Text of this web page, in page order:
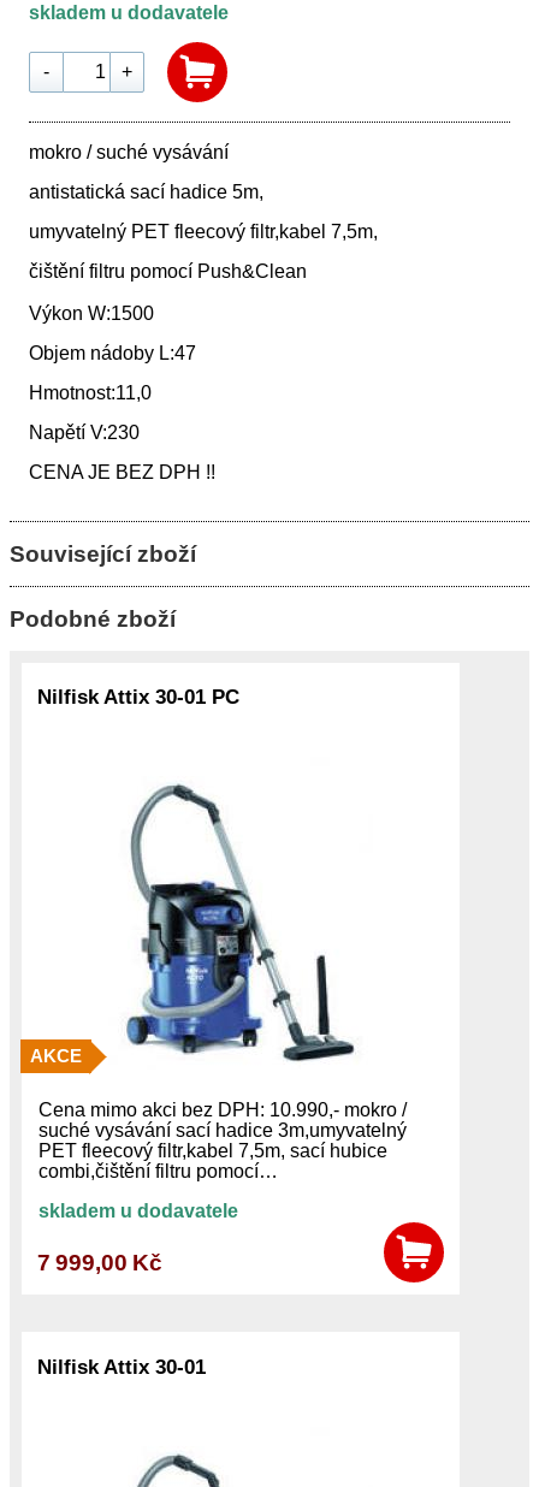
skladem u dodavatele
- +
mokro / suché vysávání
antistatická sací hadice 5m,
umyvatelný PET fleecový filtr,kabel 7,5m,
čištění filtru pomocí Push&Clean
Výkon W:1500
Objem nádoby L:47
Hmotnost:11,0
Napětí V:230
CENA JE BEZ DPH !!
Související zboží
Podobné zboží
Nilfisk Attix 30-01 PC
AKCE
Cena mimo akci bez DPH: 10.990,- mokro /
suché vysávání sací hadice 3m,umyvatelný
PET fleecový filtr,kabel 7,5m, sací hubice
combi,čištění filtru pomocí…
skladem u dodavatele
7 999,00 Kč
Nilfisk Attix 30-01